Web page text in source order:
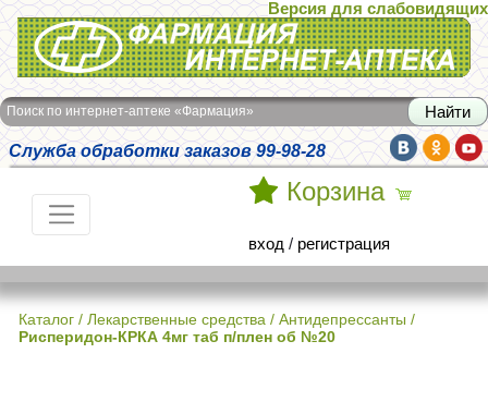
Интернет-аптека Фармация
Версия для слабовидящих
Поиск по интернет-аптеке «Фармация»
Служба обработки заказов 99-98-28
Корзина
вход / регистрация
Каталог / Лекарственные средства / Антидепрессанты /
Рисперидон-КРКА 4мг таб п/плен об №20